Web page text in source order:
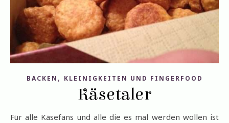
BACKEN , KLEINIGKEITEN UND FINGERFOOD
Käsetaler
Für alle Käsefans und alle die es mal werden wollen ist